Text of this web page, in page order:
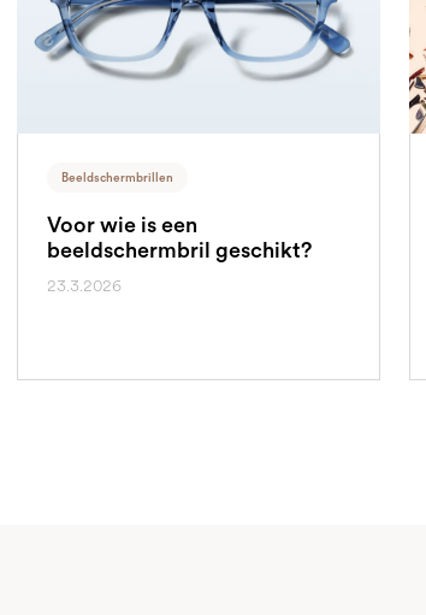
Beeldschermbrillen
Voor wie is een
beeldschermbril geschikt?
23.3.2026